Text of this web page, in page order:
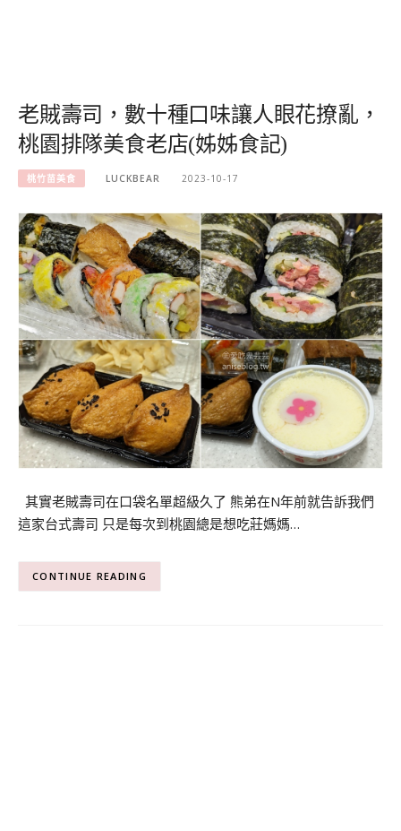
老賊壽司，數十種口味讓人眼花撩亂，
桃園排隊美食老店(姊姊食記)
桃竹苗美食 LUCKBEAR 2023-10-17
其實老賊壽司在口袋名單超級久了 熊弟在N年前就告訴我們
這家台式壽司 只是每次到桃園總是想吃莊媽媽…
CONTINUE READING